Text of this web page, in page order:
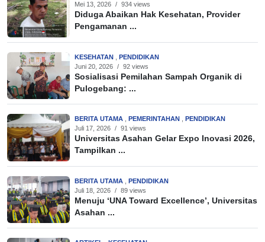
Mei 13, 2026 / 934 views
Diduga Abaikan Hak Kesehatan, Provider
Pengamanan ...
KESEHATAN
PENDIDIKAN
Juni 20, 2026 / 92 views
Sosialisasi Pemilahan Sampah Organik di
Pulogebang: ...
BERITA UTAMA PEMERINTAHAN
PENDIDIKAN
Juli 17, 2026 / 91 views
Universitas Asahan Gelar Expo Inovasi 2026,
Tampilkan ...
BERITA UTAMA
PENDIDIKAN
Juli 18, 2026 / 89 views
Menuju ‘UNA Toward Excellence’, Universitas
Asahan ...